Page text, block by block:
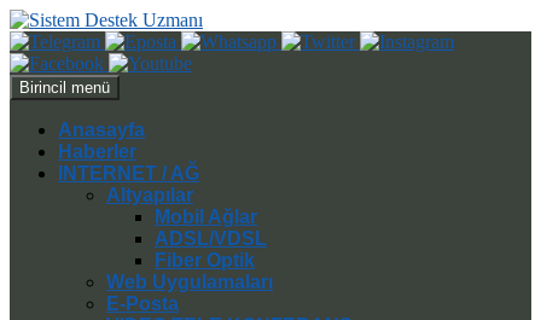
Ara
Birincil menü
atla
Anasayfa
Haberler
INTERNET / AĞ
Altyapılar
Mobil Ağlar
ADSL/VDSL
Fiber Optik
Web Uygulamaları
E-Posta